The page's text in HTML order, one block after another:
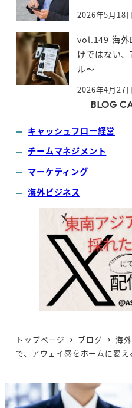
2026年5月18日
vol.149 海外
けではない
ル〜
2026年4月27日
BLOG
キャッシュフロー経営
チームマネジメント
マーケティング
海外ビジネス
トップページ ブログ 海
で、アウェイ感をホームに変